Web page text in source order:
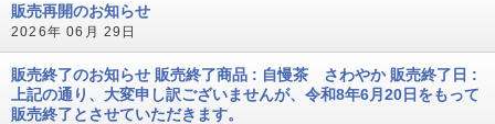
販売再開のお知らせ
2026年 06月 29日
販売終了のお知らせ 販売終了商品 : 自慢茶 さわやか 販売終了日 :
上記の通り、大変申し訳ございませんが、令和8年6月20日をもって
販売終了とさせていただきます。